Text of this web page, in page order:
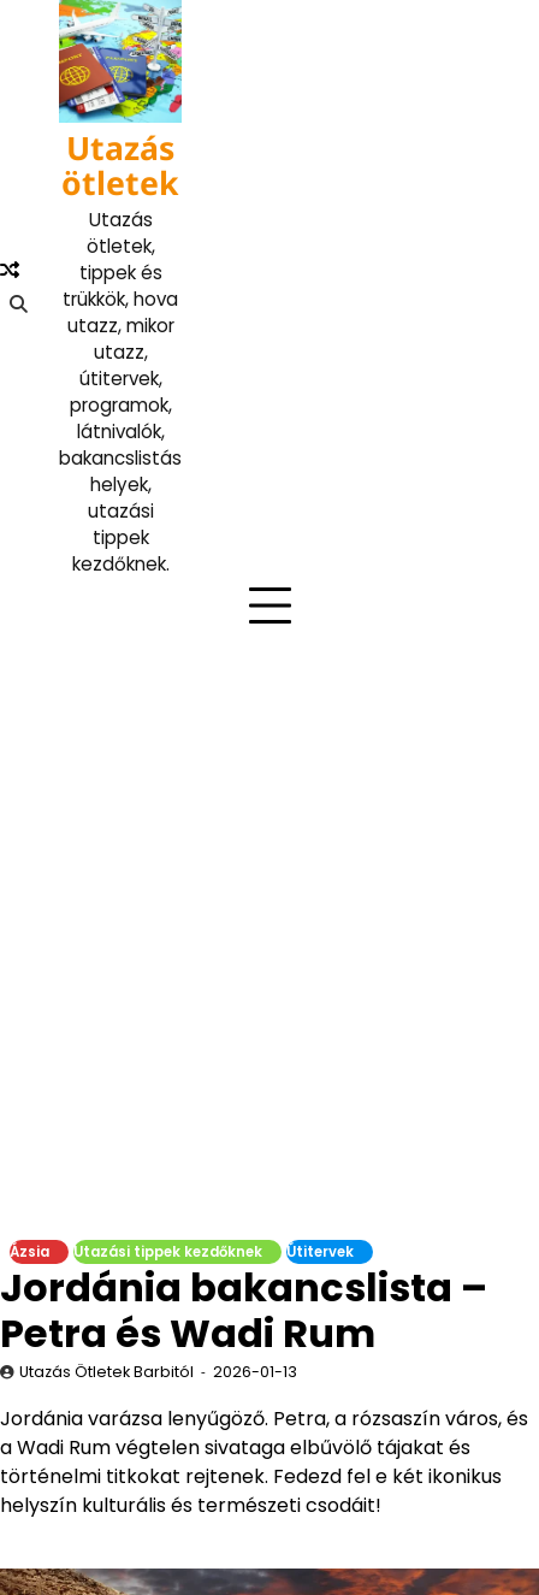
content
Utazás
ötletek
Utazás
ötletek,
tippek és
trükkök, hova
utazz, mikor
utazz,
útitervek,
programok,
látnivalók,
bakancslistás
helyek,
utazási
tippek
kezdőknek.
Ázsia Utazási tippek kezdőknek Útitervek
Jordánia bakancslista –
Petra és Wadi Rum
Utazás Ötletek Barbitól 2026-01-13
Jordánia varázsa lenyűgöző. Petra, a rózsaszín város, és
a Wadi Rum végtelen sivataga elbűvölő tájakat és
történelmi titkokat rejtenek. Fedezd fel e két ikonikus
helyszín kulturális és természeti csodáit!